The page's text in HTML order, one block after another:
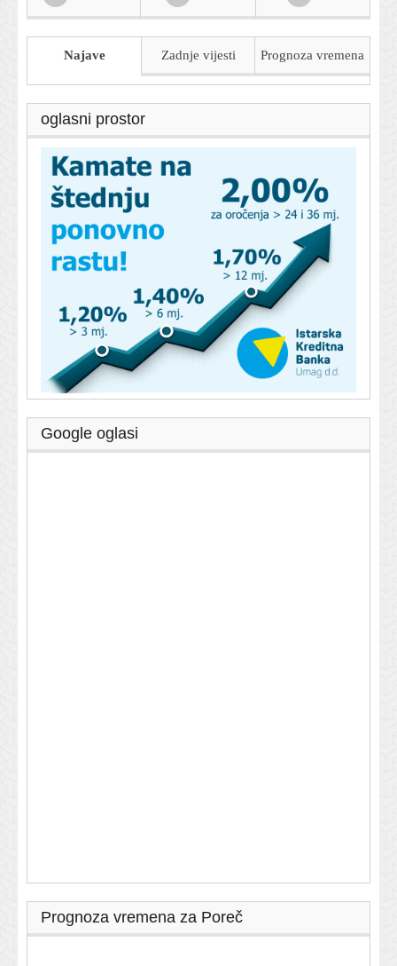
Najave Zadnje vijesti Prognoza vremena
oglasni prostor
Google oglasi
Prognoza vremena za Poreč